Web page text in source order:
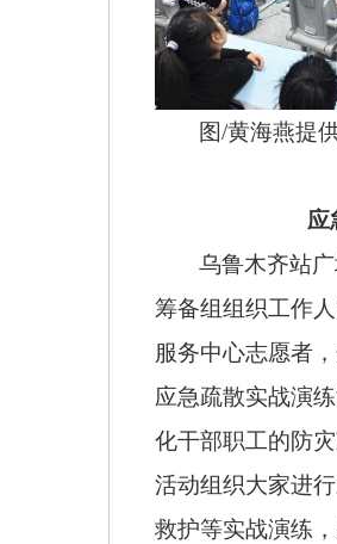
图/黄海燕提
应
乌鲁木齐站
筹备组组织工作
服务中心志愿者
应急疏散实战演
化干部职工的防灾
活动组织大家进
救护等实战演练